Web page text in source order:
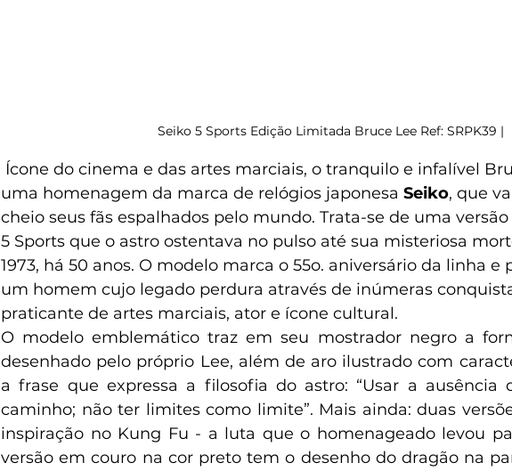
Seiko 5 Sports Edição Limitada Bruce Lee Ref: SRPK39 |
Ícone do cinema e das artes marciais, o tranquilo e infalível
uma homenagem da marca de relógios japonesa Seiko, que
cheio seus fãs espalhados pelo mundo. Trata-se de uma
5 Sports que o astro ostentava no pulso até sua misteriosa
1973, há 50 anos. O modelo marca o 55o. aniversário da linha e
um homem cujo legado perdura através de inúmeras
praticante de artes marciais, ator e ícone cultural.
O modelo emblemático traz em seu mostrador negro a
desenhado pelo próprio Lee, além de aro ilustrado com
a frase que expressa a filosofia do astro: “Usar a ausência
caminho; não ter limites como limite”. Mais ainda: duas
inspiração no Kung Fu - a luta que o homenageado levou
versão em couro na cor preto tem o desenho do dragão na